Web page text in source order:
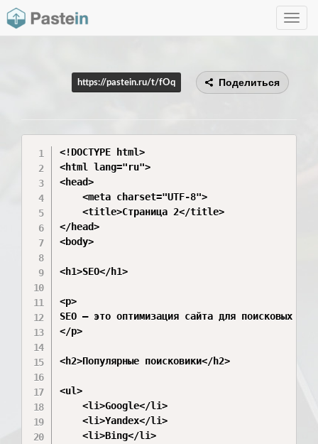
Toggle
https://pastein.ru/t/fOq Поделиться
<!DOCTYPE html>
<html lang="ru">
<head>
    <meta charset="UTF-8">
    <title>Страница 2</title>
</head>
<body>
<h1>SEO</h1>
<p>
SEO — это оптимизация сайта для поисковых
</p>
<h2>Популярные поисковики</h2>
<ul>
    <li>Google</li>
    <li>Yandex</li>
    <li>Bing</li>